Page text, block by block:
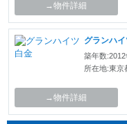
→物件詳細
グランハ
築年数
所在地:東京
→物件詳細